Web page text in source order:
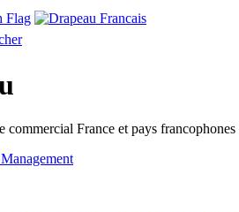
commercial France et pays